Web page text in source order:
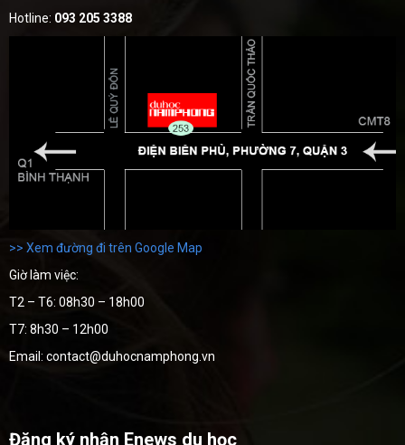
Hotline: 093 205 3388
>> Xem đường đi trên Google Map
Giờ làm việc:
T2 – T6: 08h30 – 18h00
T7: 8h30 – 12h00
Email: contact@duhocnamphong.vn
Đăng ký nhận Enews du học